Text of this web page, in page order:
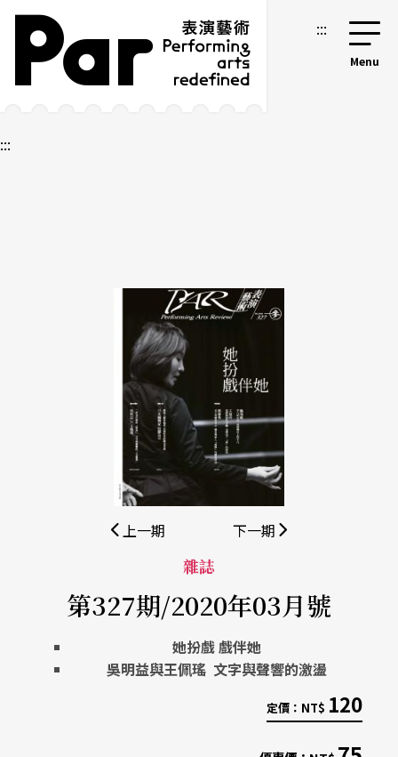
跳到主要內容區塊
網站導覽 :::
:::
上一期 下一期
雜誌
第327期/2020年03月號
她扮戲 戲伴她
吳明益與王佩瑤 文字與聲響的激盪
定價： NT$ 120